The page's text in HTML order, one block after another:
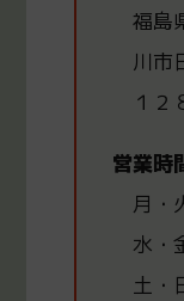
福島
川市
１２
営業時
月・
水・
土・